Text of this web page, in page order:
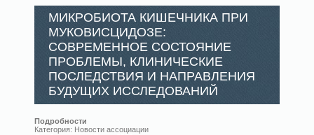
МИКРОБИОТА КИШЕЧНИКА ПРИ
МУКОВИСЦИДОЗЕ:
СОВРЕМЕННОЕ СОСТОЯНИЕ
ПРОБЛЕМЫ, КЛИНИЧЕСКИЕ
ПОСЛЕДСТВИЯ И НАПРАВЛЕНИЯ
БУДУЩИХ ИССЛЕДОВАНИЙ
Подробности
Категория: Новости ассоциации